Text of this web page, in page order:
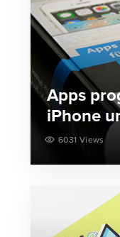
Apps
iPhone
6031 Views